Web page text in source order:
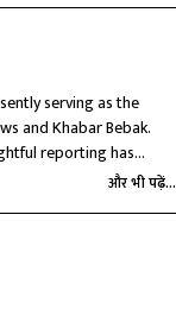
serving as the
and Khabar Bebak.
reporting has
Deputy Chief Minister
और भी पढ़ें...